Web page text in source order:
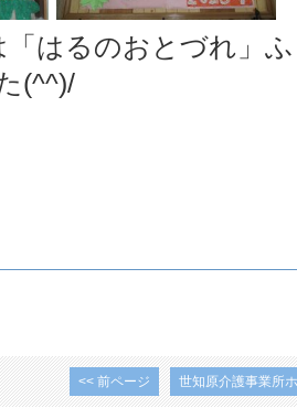
「はるのおとづれ」
(^^)/
<< 前ページ 世知原介護事業所